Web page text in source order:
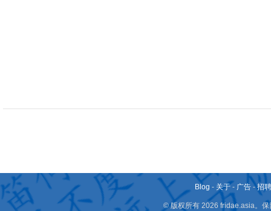
Blog - 关于 - 广告 -招
© 版权所有 2026 fridae.asia。